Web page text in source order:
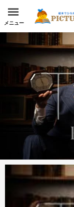
メニュー